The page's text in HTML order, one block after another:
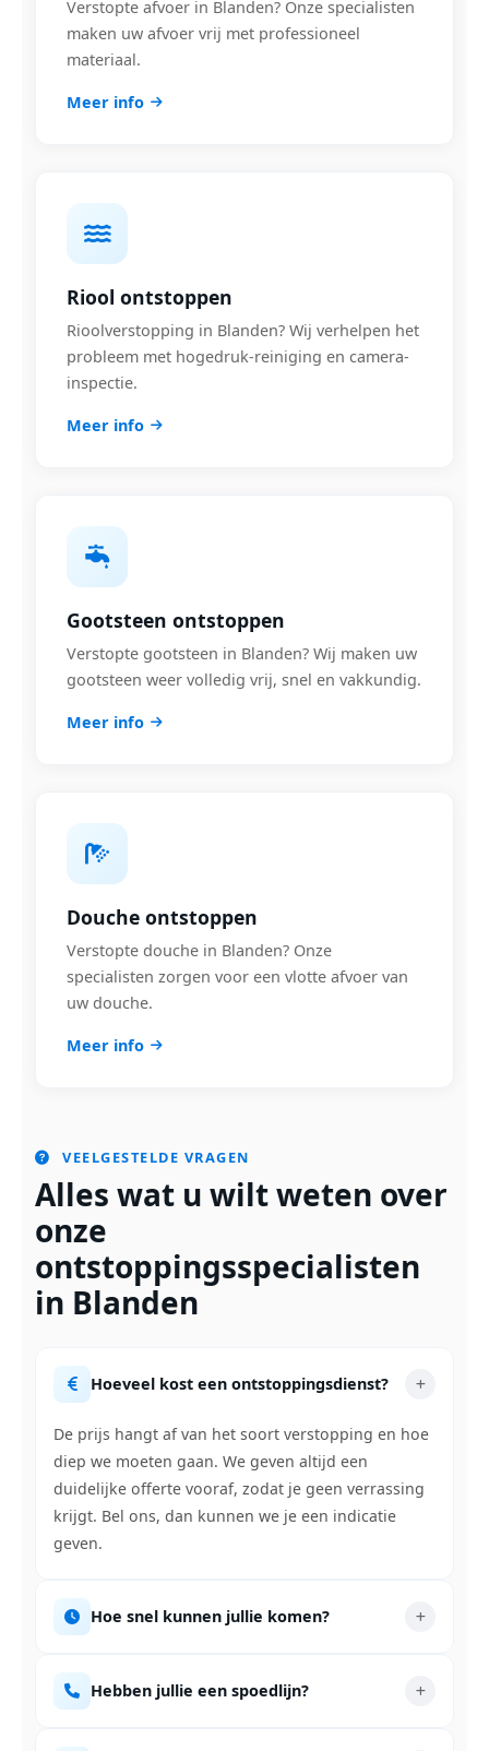
Verstopte afvoer in Blanden? Onze specialisten
maken uw afvoer vrij met professioneel
materiaal.
Meer info
Riool ontstoppen
Rioolverstopping in Blanden? Wij verhelpen het
probleem met hogedruk-reiniging en camera-
inspectie.
Meer info
Gootsteen ontstoppen
Verstopte gootsteen in Blanden? Wij maken uw
gootsteen weer volledig vrij, snel en vakkundig.
Meer info
Douche ontstoppen
Verstopte douche in Blanden? Onze
specialisten zorgen voor een vlotte afvoer van
uw douche.
Meer info
VEELGESTELDE VRAGEN
Alles wat u wilt weten over
onze
ontstoppingsspecialisten
in Blanden
Hoeveel kost een ontstoppingsdienst?
De prijs hangt af van het soort verstopping en hoe
diep we moeten gaan. We geven altijd een
duidelijke offerte vooraf, zodat je geen verrassing
krijgt. Bel ons, dan kunnen we je een indicatie
geven.
Hoe snel kunnen jullie komen?
Hebben jullie een spoedlijn?